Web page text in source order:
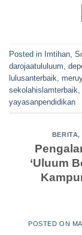
Posted in Imtihan
darojaatululuum
lulusanterbaik
sekolahislamterbaik
yayasanpendidikan
BERITA,
‘Uluum
POSTED ON